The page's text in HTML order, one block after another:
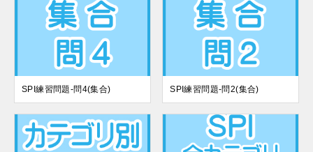
SPI練習問題-問4(集合) SPI練習問題-問2(集合)